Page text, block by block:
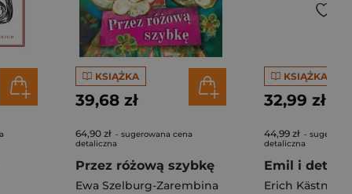
KSIĄŻKA
39,68 zł
64,90 zł - sugerowana cena
detaliczna
Przez różową szybkę
Ewa Szelburg-Zarembina
KSIĄŻKA
32,99 zł
44,99 zł -
detaliczna
Emil i
Erich Kästner